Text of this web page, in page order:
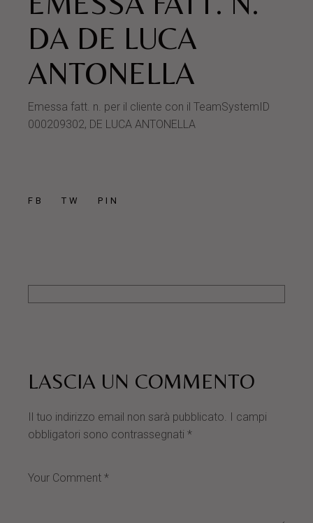
DA DE LUCA
ANTONELLA
Emessa fatt. n. per il cliente con il TeamSystemID
000209302, DE LUCA ANTONELLA
FB TW PIN
LASCIA UN COMMENTO
Il tuo indirizzo email non sarà pubblicato. I campi
obbligatori sono contrassegnati*